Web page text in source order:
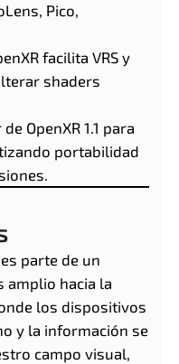
Pico,
facilita VRS y
shaders
OpenXR 1.1 para
portabilidad
parte de un
amplio hacia la
los dispositivos
y la información se
campo visual,